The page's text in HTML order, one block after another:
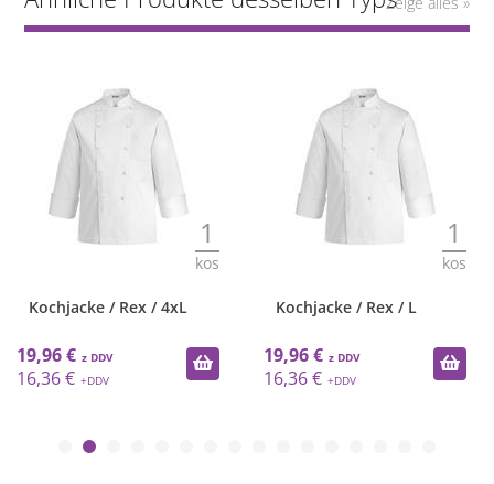
1
kos
Kochjacke / Rex / 4xL
19,96 €
16,36 €
1
kos
Kochjacke / Rex / L
19,96 €
16,36 €